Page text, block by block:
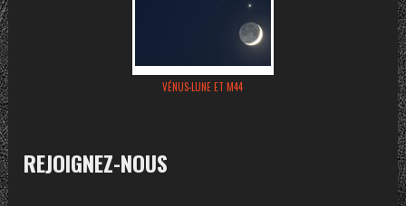
VÉNUS-LUNE ET M44
REJOIGNEZ-NOUS